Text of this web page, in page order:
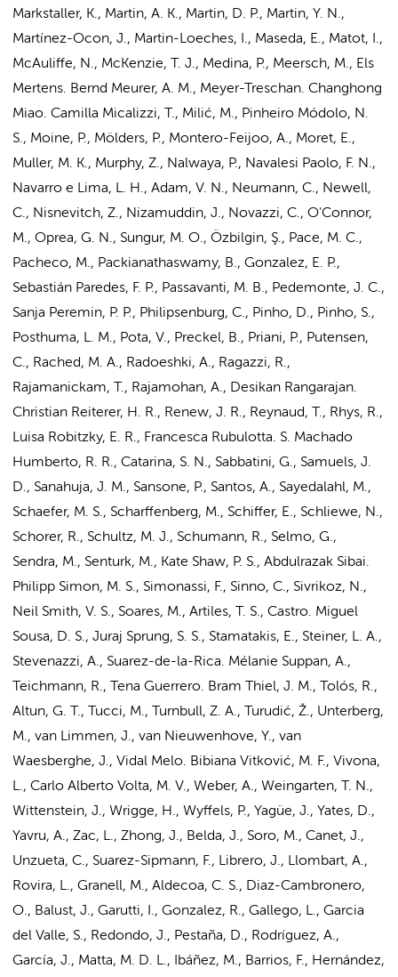
Markstaller, K., Martin, A. K., Martin, D. P., Martin, Y. N.,
Martínez-Ocon, J., Martin-Loeches, I., Maseda, E., Matot, I.,
McAuliffe, N., McKenzie, T. J., Medina, P., Meersch, M., Els
Mertens. Bernd Meurer, A. M., Meyer-Treschan. Changhong
Miao. Camilla Micalizzi, T., Milić, M., Pinheiro Módolo, N.
S., Moine, P., Mölders, P., Montero-Feijoo, A., Moret, E.,
Muller, M. K., Murphy, Z., Nalwaya, P., Navalesi Paolo, F. N.,
Navarro e Lima, L. H., Adam, V. N., Neumann, C., Newell,
C., Nisnevitch, Z., Nizamuddin, J., Novazzi, C., O'Connor,
M., Oprea, G. N., Sungur, M. O., Özbilgin, Ş., Pace, M. C.,
Pacheco, M., Packianathaswamy, B., Gonzalez, E. P.,
Sebastián Paredes, F. P., Passavanti, M. B., Pedemonte, J. C.,
Sanja Peremin, P. P., Philipsenburg, C., Pinho, D., Pinho, S.,
Posthuma, L. M., Pota, V., Preckel, B., Priani, P., Putensen,
C., Rached, M. A., Radoeshki, A., Ragazzi, R.,
Rajamanickam, T., Rajamohan, A., Desikan Rangarajan.
Christian Reiterer, H. R., Renew, J. R., Reynaud, T., Rhys, R.,
Luisa Robitzky, E. R., Francesca Rubulotta. S. Machado
Humberto, R. R., Catarina, S. N., Sabbatini, G., Samuels, J.
D., Sanahuja, J. M., Sansone, P., Santos, A., Sayedalahl, M.,
Schaefer, M. S., Scharffenberg, M., Schiffer, E., Schliewe, N.,
Schorer, R., Schultz, M. J., Schumann, R., Selmo, G.,
Sendra, M., Senturk, M., Kate Shaw, P. S., Abdulrazak Sibai.
Philipp Simon, M. S., Simonassi, F., Sinno, C., Sivrikoz, N.,
Neil Smith, V. S., Soares, M., Artiles, T. S., Castro. Miguel
Sousa, D. S., Juraj Sprung, S. S., Stamatakis, E., Steiner, L. A.,
Stevenazzi, A., Suarez-de-la-Rica. Mélanie Suppan, A.,
Teichmann, R., Tena Guerrero. Bram Thiel, J. M., Tolós, R.,
Altun, G. T., Tucci, M., Turnbull, Z. A., Turudić, Ž., Unterberg,
M., van Limmen, J., van Nieuwenhove, Y., van
Waesberghe, J., Vidal Melo. Bibiana Vitković, M. F., Vivona,
L., Carlo Alberto Volta, M. V., Weber, A., Weingarten, T. N.,
Wittenstein, J., Wrigge, H., Wyffels, P., Yagüe, J., Yates, D.,
Yavru, A., Zac, L., Zhong, J., Belda, J., Soro, M., Canet, J.,
Unzueta, C., Suarez-Sipmann, F., Librero, J., Llombart, A.,
Rovira, L., Granell, M., Aldecoa, C. S., Diaz-Cambronero,
O., Balust, J., Garutti, I., Gonzalez, R., Gallego, L., Garcia
del Valle, S., Redondo, J., Pestaña, D., Rodríguez, A.,
García, J., Matta, M. D. L., Ibáñez, M., Barrios, F., Hernández,